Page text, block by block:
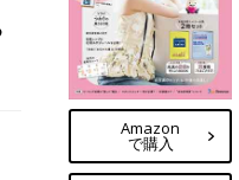
Amazon
で購入